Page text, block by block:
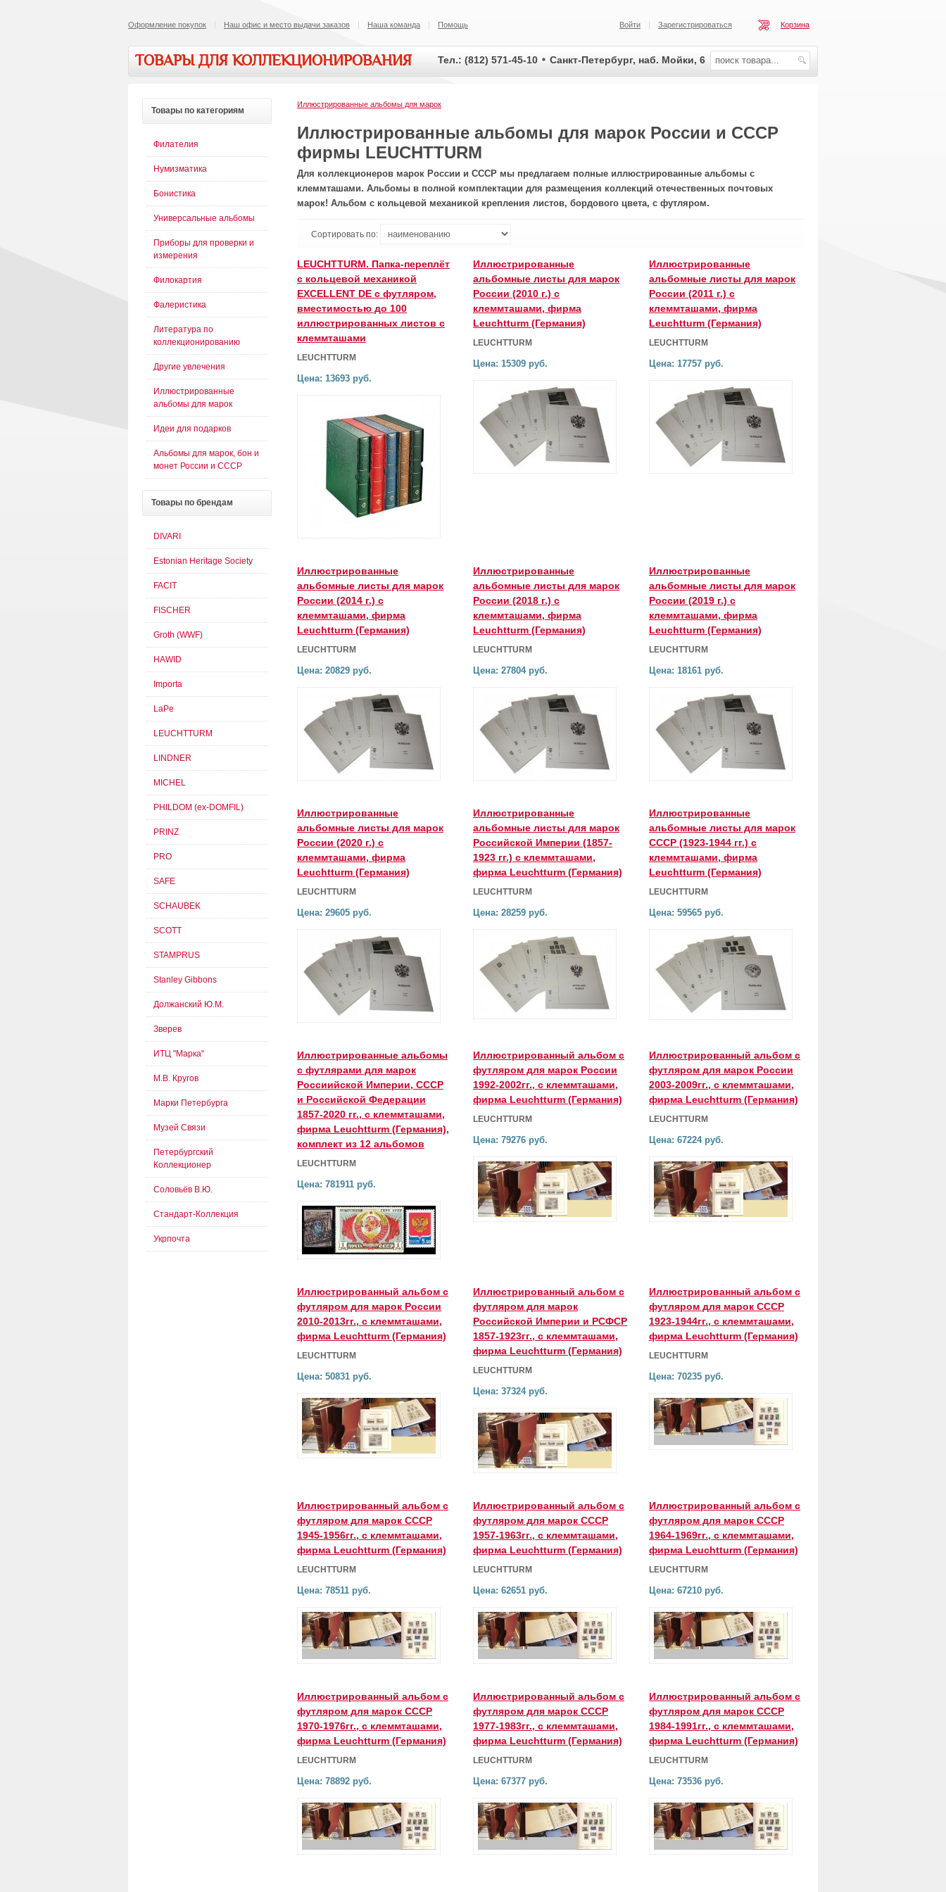
Оформление покупок Наш офис и место выдачи заказов Наша команда Помощь Корзина
Зарегистрироваться
Войти
ТОВАРЫ ДЛЯ КОЛЛЕКЦИОНИРОВАНИЯ Тел.: (812) 571-45-10 Санкт-Петербург, наб. Мойки, 6
Иллюстрированные альбомы для марок
Иллюстрированные альбомы для марок России и СССР
фирмы LEUCHTTURM
Для коллекционеров марок России и СССР мы предлагаем полные иллюстрированные альбомы с
клеммташами. Альбомы в полной комплектации для размещения коллекций отечественных почтовых
марок! Альбом с кольцевой механикой крепления листов, бордового цвета, с футляром.
Сортировать по:
LEUCHTTURM. Папка-переплёт
с кольцевой механикой
EXCELLENT DE с футляром,
вместимостью до 100
иллюстрированных листов с
клеммташами
LEUCHTTURM
Цена: 13693 руб.
Иллюстрированные
альбомные листы для марок
России (2010 г.) с
клеммташами, фирма
Leuchtturm (Германия)
LEUCHTTURM
Цена: 15309 руб.
Иллюстрированные
альбомные листы для марок
России (2011 г.) с
клеммташами, фирма
Leuchtturm (Германия)
LEUCHTTURM
Цена: 17757 руб.
Иллюстрированные
альбомные листы для марок
России (2014 г.) с
клеммташами, фирма
Leuchtturm (Германия)
LEUCHTTURM
Цена: 20829 руб.
Иллюстрированные
альбомные листы для марок
России (2018 г.) с
клеммташами, фирма
Leuchtturm (Германия)
LEUCHTTURM
Цена: 27804 руб.
Иллюстрированные
альбомные листы для марок
России (2019 г.) с
клеммташами, фирма
Leuchtturm (Германия)
LEUCHTTURM
Цена: 18161 руб.
Иллюстрированные
альбомные листы для марок
России (2020 г.) с
клеммташами, фирма
Leuchtturm (Германия)
LEUCHTTURM
Цена: 29605 руб.
Иллюстрированные
альбомные листы для марок
Российской Империи (1857-
1923 гг.) с клеммташами,
фирма Leuchtturm (Германия)
LEUCHTTURM
Цена: 28259 руб.
Иллюстрированные
альбомные листы для марок
СССР (1923-1944 гг.) с
клеммташами, фирма
Leuchtturm (Германия)
LEUCHTTURM
Цена: 59565 руб.
Иллюстрированные альбомы
с футлярами для марок
Россиийской Империи, СССР
и Российской Федерации
1857-2020 гг., с клеммташами,
фирма Leuchtturm (Германия),
комплект из 12 альбомов
LEUCHTTURM
Цена: 781911 руб.
Иллюстрированный альбом с
футляром для марок России
1992-2002гг., с клеммташами,
фирма Leuchtturm (Германия)
LEUCHTTURM
Цена: 79276 руб.
Иллюстрированный альбом с
футляром для марок России
2003-2009гг., с клеммташами,
фирма Leuchtturm (Германия)
LEUCHTTURM
Цена: 67224 руб.
Иллюстрированный альбом с
футляром для марок России
2010-2013гг., с клеммташами,
фирма Leuchtturm (Германия)
LEUCHTTURM
Цена: 50831 руб.
Иллюстрированный альбом с
футляром для марок
Российской Империи и РСФСР
1857-1923гг., с клеммташами,
фирма Leuchtturm (Германия)
LEUCHTTURM
Цена: 37324 руб.
Иллюстрированный альбом с
футляром для марок СССР
1923-1944гг., с клеммташами,
фирма Leuchtturm (Германия)
LEUCHTTURM
Цена: 70235 руб.
Иллюстрированный альбом с
футляром для марок СССР
1945-1956гг., с клеммташами,
фирма Leuchtturm (Германия)
LEUCHTTURM
Цена: 78511 руб.
Иллюстрированный альбом с
футляром для марок СССР
1957-1963гг., с клеммташами,
фирма Leuchtturm (Германия)
LEUCHTTURM
Цена: 62651 руб.
Иллюстрированный альбом с
футляром для марок СССР
1964-1969гг., с клеммташами,
фирма Leuchtturm (Германия)
LEUCHTTURM
Цена: 67210 руб.
Иллюстрированный альбом с
футляром для марок СССР
1970-1976гг., с клеммташами,
фирма Leuchtturm (Германия)
LEUCHTTURM
Цена: 78892 руб.
Иллюстрированный альбом с
футляром для марок СССР
1977-1983гг., с клеммташами,
фирма Leuchtturm (Германия)
LEUCHTTURM
Цена: 67377 руб.
Иллюстрированный альбом с
футляром для марок СССР
1984-1991гг., с клеммташами,
фирма Leuchtturm (Германия)
LEUCHTTURM
Цена: 73536 руб.
Товары по категориям
Филателия
Нумизматика
Бонистика
Универсальные альбомы
Приборы для проверки и
измерения
Филокартия
Фалеристика
Литература по
коллекционированию
Другие увлечения
Иллюстрированные
альбомы для марок
Идеи для подарков
Альбомы для марок, бон и
монет России и СССР
Товары по брендам
DIVARI
Estonian Heritage Society
FACIT
FISCHER
Groth (WWF)
HAWID
Importa
LaPe
LEUCHTTURM
LINDNER
MICHEL
PHILDOM (ex-DOMFIL)
PRINZ
PRO
SAFE
SCHAUBEK
SCOTT
STAMPRUS
Stanley Gibbons
Должанский Ю.М.
Зверев
ИТЦ "Марка"
М.В. Кругов
Марки Петербурга
Музей Связи
Петербургский
Коллекционер
Соловьёв В.Ю.
Стандарт-Коллекция
Укрпочта